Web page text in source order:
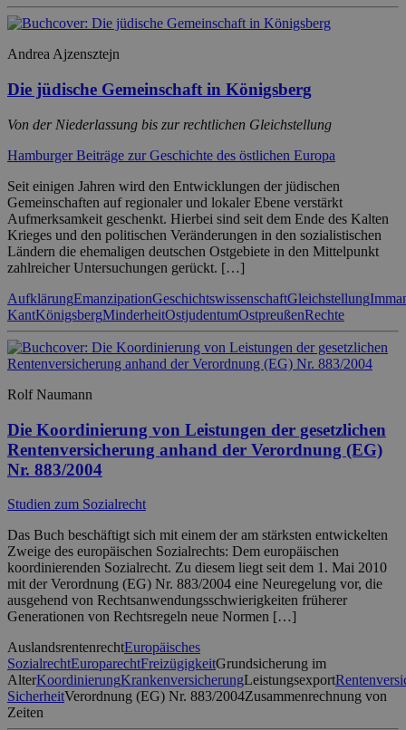
Andrea Ajzensztejn
Die jüdische Gemeinschaft in Königsberg
Von der Niederlassung bis zur rechtlichen Gleichstellung
Hamburger Beiträge zur Geschichte des östlichen Europa
Seit einigen Jahren wird den Entwicklungen der jüdischen
Gemeinschaften auf regionaler und lokaler Ebene verstärkt
Aufmerksamkeit geschenkt. Hierbei sind seit dem Ende des Kalten
Krieges und den politischen Veränderungen in den sozialistischen
Ländern die ehemaligen deutschen Ostgebiete in den Mittelpunkt
zahlreicher Untersuchungen gerückt. […]
AufklärungEmanzipationGeschichtswissenschaftGleichstellung
KantKönigsbergMinderheitOstjudentumOstpreußenRechte
Rolf Naumann
Die Koordinierung von Leistungen der gesetzlichen
Rentenversicherung anhand der Verordnung (EG)
Nr. 883/2004
Studien zum Sozialrecht
Das Buch beschäftigt sich mit einem der am stärksten entwickelten
Zweige des europäischen Sozialrechts: Dem europäischen
koordinierenden Sozialrecht. Zu diesem liegt seit dem 1. Mai 2010
mit der Verordnung (EG) Nr. 883/2004 eine Neuregelung vor, die
ausgehend von Rechtsanwendungsschwierigkeiten früherer
Generationen von Rechtsregeln neue Normen […]
AuslandsrentenrechtEuropäisches
SozialrechtEuroparechtFreizügigkeitGrundsicherung im
AlterKoordinierungKrankenversicherungLeistungsexport
SicherheitVerordnung (EG) Nr. 883/2004Zusammenrechnung von
Zeiten